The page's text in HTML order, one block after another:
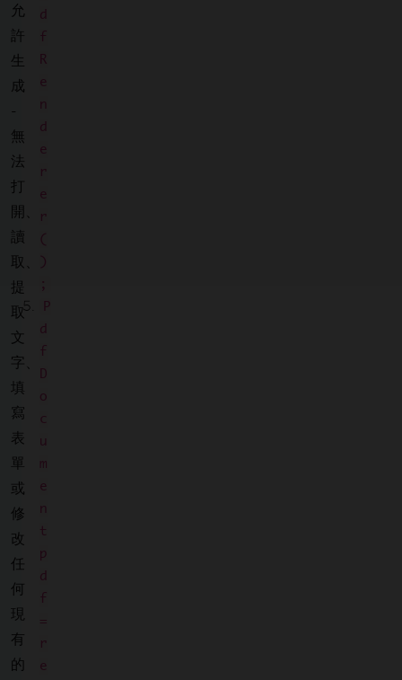
d
f
R
e
n
d
e
r
e
r
(
)
;
P
d
f
D
o
c
u
m
e
n
t
p
d
f
=
r
e
允
許
生
成
-
無
法
打
開、
讀
取、
提
取
文
字、
填
寫
表
單
或
修
改
任
何
現
有
的